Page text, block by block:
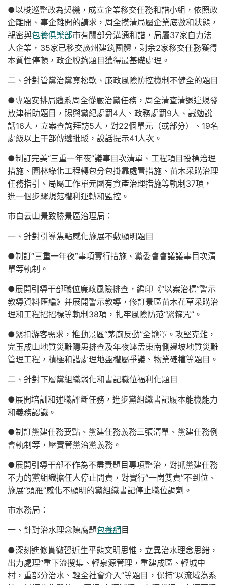
●以梭巡整改為契機，成立企業移交任務和諧小組，依照政
企離開、事企離開的請求，周全摸清局屬企業底數和狀態，
親密與包養俱樂部市有關部分溝通和諧，局屬37家自力法
人企業，35家已移交廣州建筑團體，剩余2家移交任務獲得
本質性停頓，政企脫鉤題目獲得最基礎處理。
二、針對管黨治黨寬松軟、廉政風險防控機制不健全的題目
●專題安排局體系周全從嚴治黨任務，周全清查清退違規發
放津補助題目，賜與黨紀處罰4人、政務處罰9人、誡勉說
話16人，立案查詢拜訪5人，對22個單元（或部分）、19名
處級以上干部傳遞批駁，說話提示41人次。
●制訂完美“三重一年夜”議事目次清單、工程項目投標治理
措施、園林綠化工程轉包分包掛靠處置措施、苗木采購治理
任務指引、局屬工作單元國有資產治理措施等軌制37項，
進一個步驟規范權利運轉和監控。
市白云山景致勝景區治理局：
一、針對引導焦點感化施展不敷顯明題目
●制訂“三重一年夜”事項實行措施、黨委會會議議事目次清
單等軌制。
●展開引導干部職位廉政風險排查，編印《“以案治標”警示
教導資料匯編》并展開警示教導，修訂景區苗木花草采購治
理和工程招招標等軌制38項，扎牢風險防范“緊箍咒”。
●緊扣游客需求，推動景區“茅廁反動”全籠罩。攻堅克難，
完玉成山地質災難隱患排查及年夜缽盂東南側邊坡地質災難
管理工程，積極和諧處理地盤權屬爭議、物業確權等題目。
二、針對下層黨組織弱化和書記職位福利化題目
●展開培訓和述職評斷任務，進步黨組織書記履本能機能力
和義務認識。
●制訂黨建任務要點、黨建任務義務三張清單、黨建任務例
會軌制等，壓實管黨治黨義務。
●展開引導干部不作為不盡責題目專項整治，對抓黨建任務
不力的黨組織擔任人停止問責，對實行“一崗雙責”不到位、
施展“頭雁”感化不顯明的黨組織書記停止職位調劑。
市水務局：
一、針對治水理念陳腐題包養網 目
●深刻進修貫徹習近生平態文明思惟，立異治水理念思緒，
出力處理“重下流搜集、輕泉源管理，重建成區、輕城中
村，重部分治水、輕全社會介入”等題目，保持“以流域為系